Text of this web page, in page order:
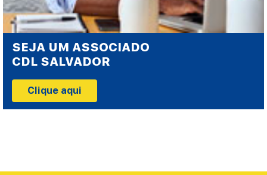
SEJA UM ASSOCIADO
CDL SALVADOR
Clique aqui